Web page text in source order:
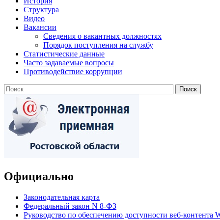
Структура
Видео
Вакансии
Сведения о вакантных должностях
Порядок поступления на службу
Статистические данные
Часто задаваемые вопросы
Противодействие коррупции
Официально
Законодательная карта
Федеральный закон N 8-ФЗ
Руководство по обеспечению доступности веб-контента